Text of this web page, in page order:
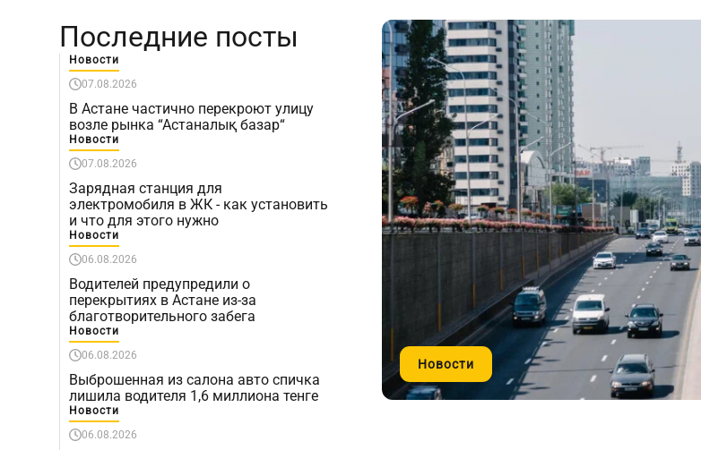
Последние посты
Новости
07.08.2026
В Астане частично перекроют улицу
возле рынка “Астаналық базар“
Новости
07.08.2026
Зарядная станция для
электромобиля в ЖК - как установить
и что для этого нужно
Новости
06.08.2026
Водителей предупредили о
перекрытиях в Астане из-за
благотворительного забега
Новости
06.08.2026
Выброшенная из салона авто спичка
лишила водителя 1,6 миллиона тенге
Новости
06.08.2026
Новости